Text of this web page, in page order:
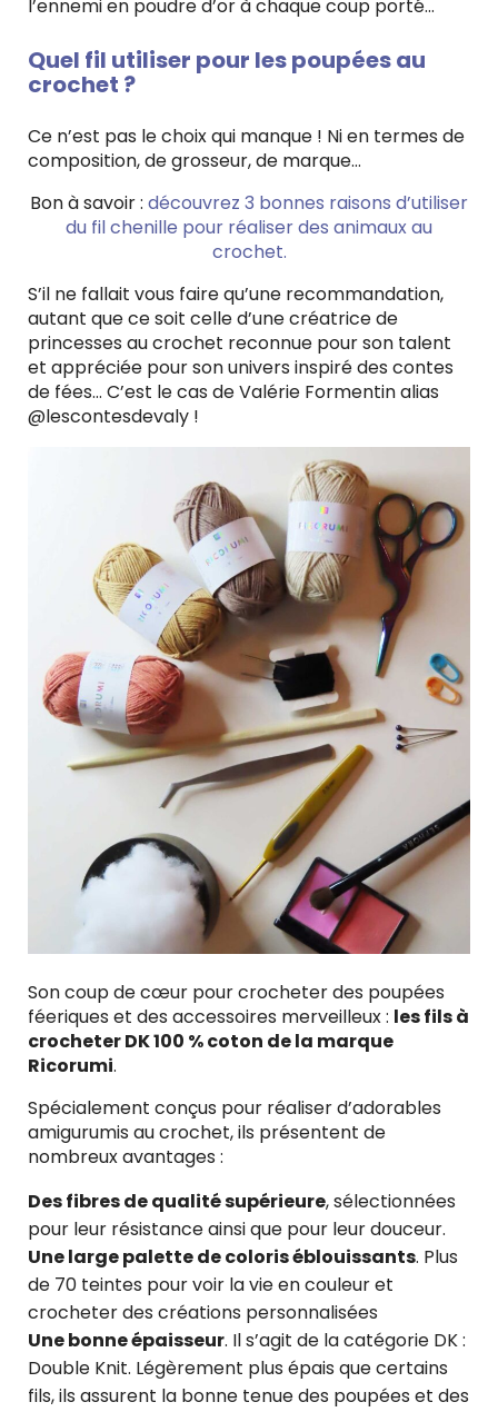
l’ennemi en poudre d’or à chaque coup porté…
Quel fil utiliser pour les poupées au
crochet ?
Ce n’est pas le choix qui manque ! Ni en termes de
composition, de grosseur, de marque…
Bon à savoir : découvrez 3 bonnes raisons d’utiliser
du fil chenille pour réaliser des animaux au
crochet.
S’il ne fallait vous faire qu’une recommandation,
autant que ce soit celle d’une créatrice de
princesses au crochet reconnue pour son talent
et appréciée pour son univers inspiré des contes
de fées… C’est le cas de Valérie Formentin alias
@lescontesdevaly !
Son coup de cœur pour crocheter des poupées
féeriques et des accessoires merveilleux : les fils à
crocheter DK 100 % coton de la marque
Ricorumi.
Spécialement conçus pour réaliser d’adorables
amigurumis au crochet, ils présentent de
nombreux avantages :
Des fibres de qualité supérieure, sélectionnées
pour leur résistance ainsi que pour leur douceur.
Une large palette de coloris éblouissants. Plus
de 70 teintes pour voir la vie en couleur et
crocheter des créations personnalisées
Une bonne épaisseur. Il s’agit de la catégorie DK :
Double Knit. Légèrement plus épais que certains
fils, ils assurent la bonne tenue des poupées et des